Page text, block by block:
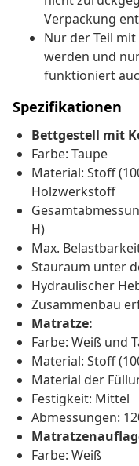
Verpackung
Nur der Teil
werden und
funktioniert
Spezifikationen
Bettgestell mit
Farbe: Taupe
Material: Stoff
Holzwerkstoff
H)
Max.
Stauraum unter
Hydraulischer
Zusammenbau
Matratze:
Farbe: Weiß und
Material: Stoff
Material der
Festigkeit: Mittel
Abmessungen:
Farbe: Weiß